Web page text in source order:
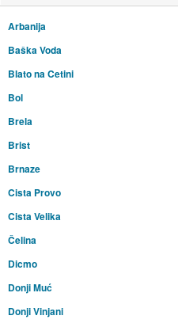
Arbanija
Baška Voda
Blato na Cetini
Bol
Brela
Brist
Brnaze
Cista Provo
Cista Velika
Čelina
Dicmo
Donji Muć
Donji Vinjani